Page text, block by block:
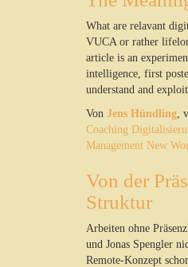
What are relavant
VUCA or rather
article is an
intelligence, first
understand and
Von Jens Hündling,
Coaching
Management New
Von der
Struktur
Arbeiten ohne
und Jonas Spengler
Remote-Konzept